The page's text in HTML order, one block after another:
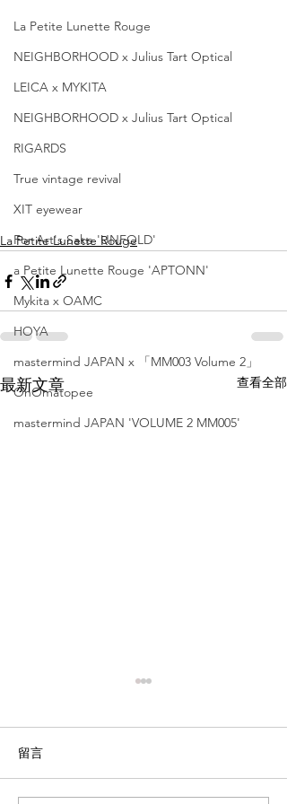
La Petite Lunette Rouge
NEIGHBORHOOD x Julius Tart Optical
LEICA x MYKITA
NEIGHBORHOOD x Julius Tart Optical
RIGARDS
True vintage revival
XIT eyewear
For Art's Sake 'UNFOLD'
a Petite Lunette Rouge 'APTONN'
Mykita x OAMC
HOYA
mastermind JAPAN x 「MM003 Volume 2」
OnOmatopee
mastermind JAPAN 'VOLUME 2 MM005'
La Petite Lunette Rouge
最新文章 查看全部
留言